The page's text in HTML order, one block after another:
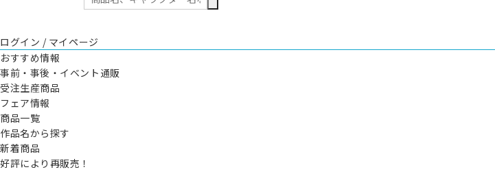
ログイン / マイページ
おすすめ情報
事前・事後・イベント通販
受注生産商品
フェア情報
商品一覧
作品名から探す
新着商品
好評により再販売！